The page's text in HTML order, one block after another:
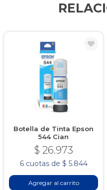
Botella de Tinta Epson
544 Cian
$ 26.973
6 cuotas de $ 5.844
Agregar al carrito